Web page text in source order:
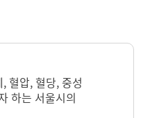
혈압, 혈당, 중성
하는 서울시의